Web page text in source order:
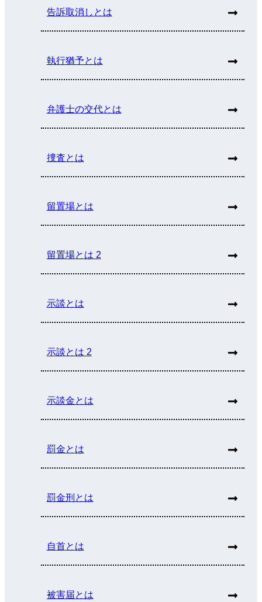
告訴取消しとは
執行猶予とは
弁護士の交代とは
捜査とは
留置場とは
留置場とは 2
示談とは
示談とは 2
示談金とは
罰金とは
罰金刑とは
自首とは
被害届とは